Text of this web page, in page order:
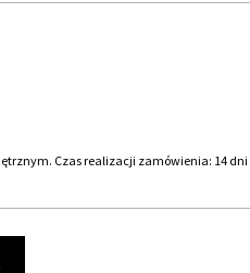
Czas realizacji zamówienia: 14 dni